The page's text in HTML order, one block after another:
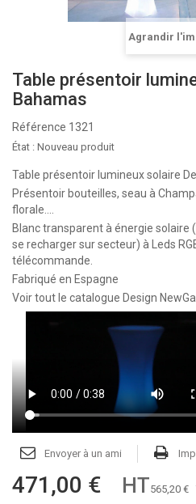
Agrandir
Table présentoir
Bahamas
Référence 1321
État : Nouveau produit
Table présentoir lumineux solaire
Présentoir bouteilles, seau à
florale....
Blanc transparent à énergie
se recharger sur secteur) à Leds
télécommande.
Fabriqué en Espagne
Voir tout le catalogue Design
Envoyer à un ami
471,00 € HT565,20 €